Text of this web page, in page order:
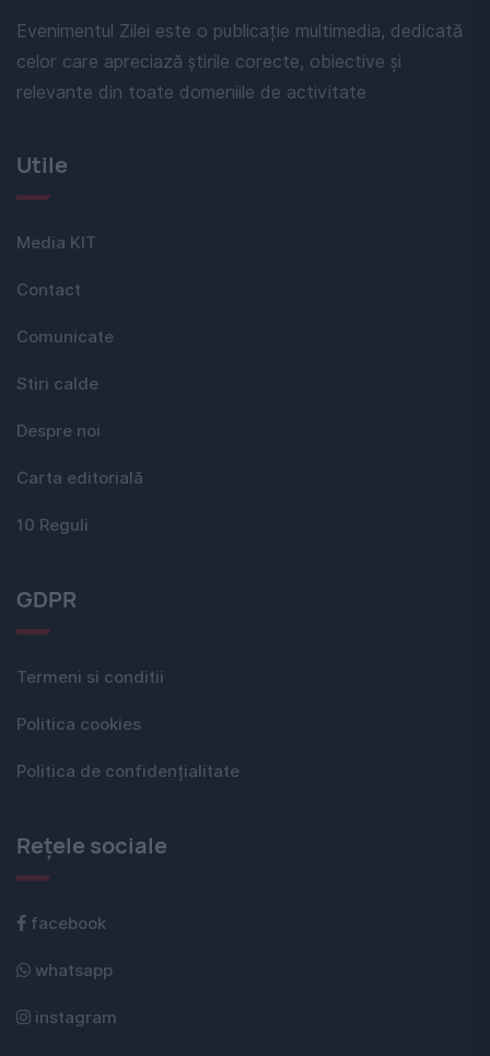
Evenimentul Zilei este o publicație multimedia, dedicată
celor care apreciază știrile corecte, obiective și
relevante din toate domeniile de activitate
Utile
Media KIT
Contact
Comunicate
Stiri calde
Despre noi
Carta editorială
10 Reguli
GDPR
Termeni si conditii
Politica cookies
Politica de confidențialitate
Rețele sociale
facebook
whatsapp
instagram